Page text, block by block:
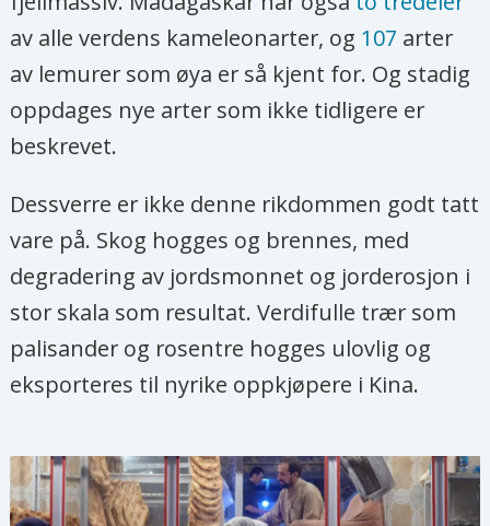
av alle verdens kameleonarter, og 107 arter
av lemurer som øya er så kjent for. Og stadig
oppdages nye arter som ikke tidligere er
beskrevet.
Dessverre er ikke denne rikdommen godt tatt
vare på. Skog hogges og brennes, med
degradering av jordsmonnet og jorderosjon i
stor skala som resultat. Verdifulle trær som
palisander og rosentre hogges ulovlig og
eksporteres til nyrike oppkjøpere i Kina.